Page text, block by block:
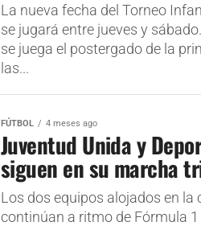
La nueva fecha del Torneo
se jugará entre jueves y
se juega el postergado de la
las...
FÚTBOL 4 meses ago
Juventud Unida y
siguen en su marcha
Los dos equipos alojados en la
continúan a ritmo de Fórmula